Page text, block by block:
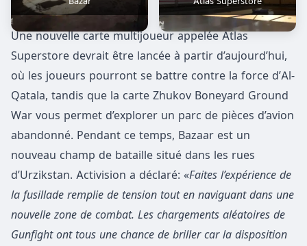
Une nouvelle carte multijoueur appelée Atlas
Superstore devrait être lancée à partir d’aujourd’hui,
où les joueurs pourront se battre contre la force d’Al-
Qatala, tandis que la carte Zhukov Boneyard Ground
War vous permet d’explorer un parc de pièces d’avion
abandonné. Pendant ce temps, Bazaar est un
nouveau champ de bataille situé dans les rues
d’Urzikstan. Activision a déclaré: «Faites l’expérience de
la fusillade remplie de tension tout en naviguant dans une
nouvelle zone de combat. Les chargements aléatoires de
Gunfight ont tous une chance de briller car la disposition